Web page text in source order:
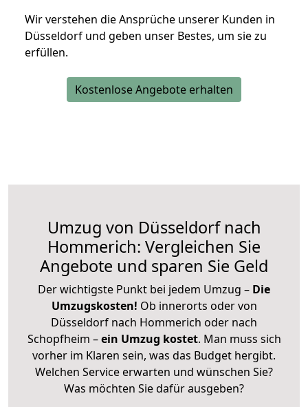
Wir verstehen die Ansprüche unserer Kunden in
Düsseldorf und geben unser Bestes, um sie zu
erfüllen.
Kostenlose Angebote erhalten
Umzug von Düsseldorf nach
Hommerich: Vergleichen Sie
Angebote und sparen Sie Geld
Der wichtigste Punkt bei jedem Umzug – Die
Umzugskosten! Ob innerorts oder von
Düsseldorf nach Hommerich oder nach
Schopfheim –ein Umzug kostet. Man muss sich
vorher im Klaren sein, was das Budget hergibt.
Welchen Service erwarten und wünschen Sie?
Was möchten Sie dafür ausgeben?